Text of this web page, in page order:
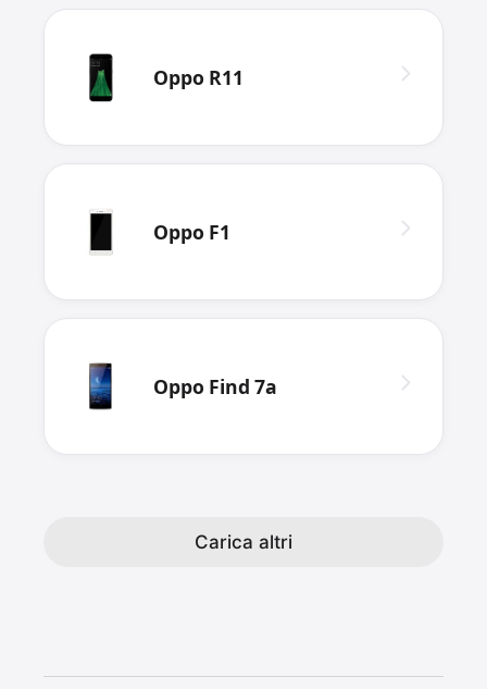
Oppo R11
Oppo F1
Oppo Find 7a
Carica altri